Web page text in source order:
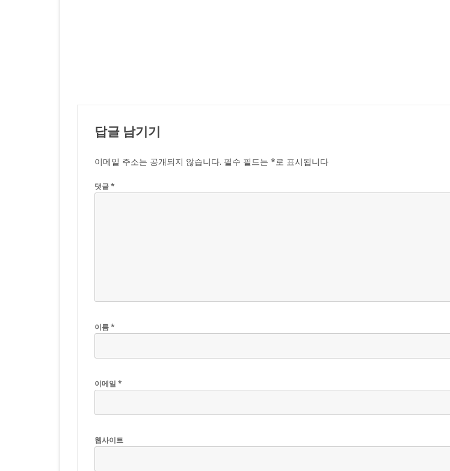
답글 남기기
이메일 주소는 공개되지 않습니다. 필수 필드는 *로 표시됩니다
댓글*
이름*
이메일 *
웹사이트